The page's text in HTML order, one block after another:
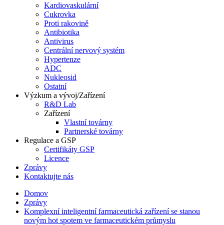
Kardiovaskulární
Cukrovka
Proti rakovině
Antibiotika
Antivirus
Centrální nervový systém
Hypertenze
ADC
Nukleosid
Ostatní
Výzkum a vývoj/Zařízení
R&D Lab
Zařízení
Vlastní továrny
Partnerské továrny
Regulace a GSP
Certifikáty GSP
Licence
Zprávy
Kontaktujte nás
Domov
Zprávy
Komplexní inteligentní farmaceutická zařízení se stanou
novým hot spotem ve farmaceutickém průmyslu